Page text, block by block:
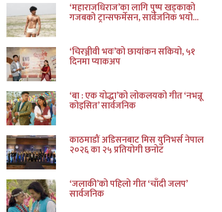
‘महाराजधिराज’का लागि पुष्प खड्काको
गजबको ट्रान्सफर्मेसन, सार्वजनिक भयो...
‘चिरञ्जीवी भवः’को छायांकन सकियो, ५१
दिनमा प्याकअप
‘बा : एक योद्धा’को लोकलयको गीत ‘नभन्नू
कोइसित’ सार्वजनिक
काठमाडौं अडिसनबाट मिस युनिभर्स नेपाल
२०२६ का २५ प्रतियोगी छनोट
‘जलाकी’को पहिलो गीत ‘चाँदी जलप’
सार्वजनिक